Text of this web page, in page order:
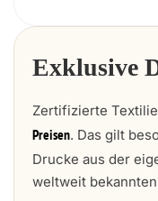
Exklusive
Zertifizierte
Preisen. Das gilt
Drucke aus der
weltweit